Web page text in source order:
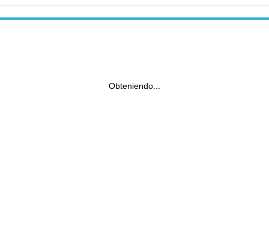
Obteniendo...